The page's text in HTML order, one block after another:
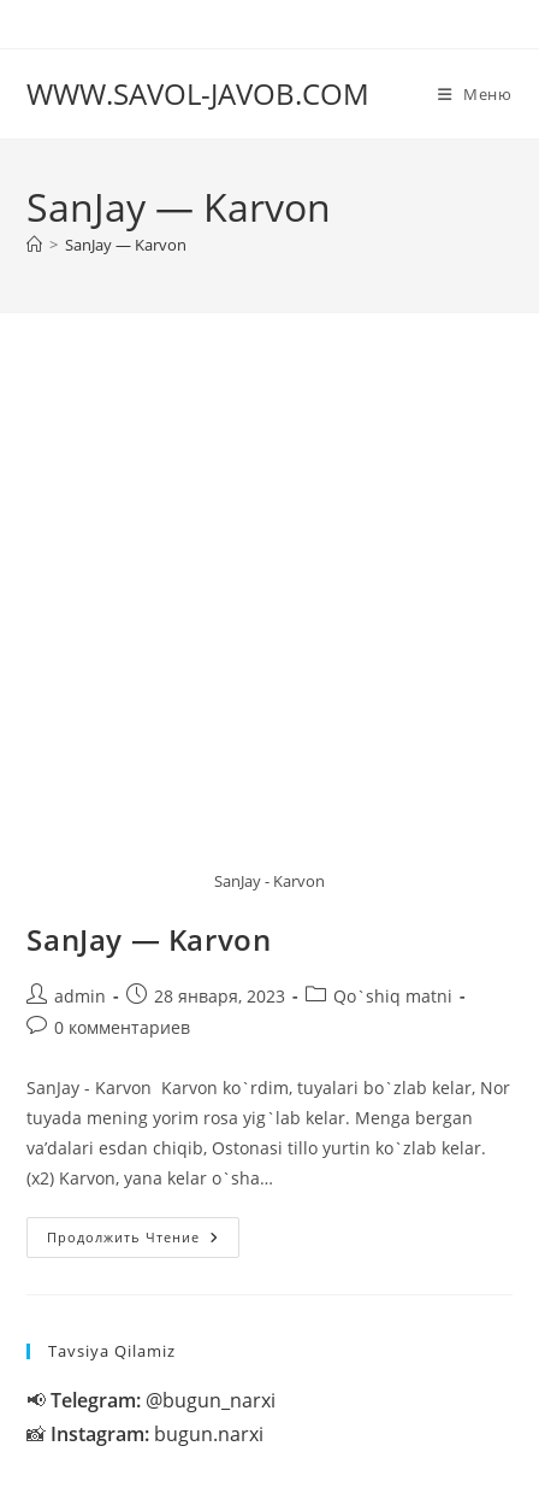
WWW.SAVOL-JAVOB.COM Меню
SanJay — Karvon
> SanJay — Karvon
SanJay - Karvon
SanJay — Karvon
Автор
записи:
admin
Запись
опубликована:
28 января, 2023
Рубрика
Qo`shiq matni
Комментарии
0 комментариев
SanJay - Karvon Karvon ko`rdim, tuyalari bo`zlab kelar, Nor
tuyada mening yorim rosa yig`lab kelar. Menga bergan
va’dalari esdan chiqib, Ostonasi tillo yurtin ko`zlab kelar.
(x2) Karvon, yana kelar o`sha…
Продолжить Чтение SanJay
—
Tavsiya Qilamiz
📢Telegram: @bugun_narxi
📸 Instagram: bugun.narxi